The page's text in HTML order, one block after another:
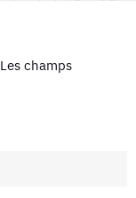
Les champs